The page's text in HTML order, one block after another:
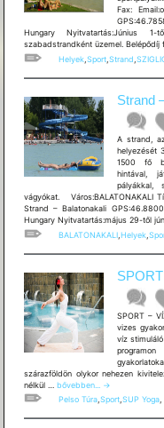
Fax:
Hungary Nyitvatartás:Június
szabadstrandként üzemel.
Helyek, Sport, Strand
Strand
A strand,
helyezését
1500 fő
hintával,
pályákkal,
vágyókat. Város:BALATONAKALI
Strand – Balatonakali
Hungary Nyitvatartás:május 29-től
BALATONAKALI, Helyek,
SPORT –
vizes
víz
szárazföldön olykor nehezen
nélkül … SPORT
–
JÓGA
bővebben...
→
Pelso Túra,Sport,SUP Yoga,